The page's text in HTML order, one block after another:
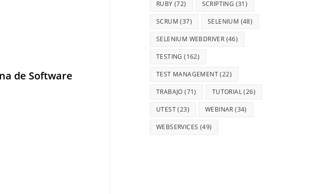
de Software
RUBY (72) SCRIPTING (31)
SCRUM (37) SELENIUM (48)
SELENIUM WEBDRIVER (46)
TESTING (162)
TEST MANAGEMENT(22)
TRABAJO (71) TUTORIAL(26)
UTEST(23) WEBINAR (34)
WEBSERVICES (49)